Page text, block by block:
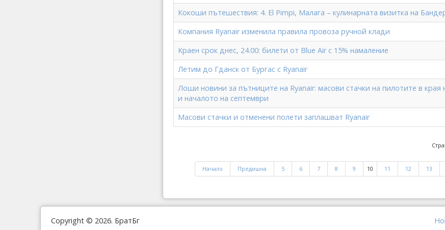
Кокоши пътешествия: 4. El Pimpi, Малага – кулинарната визитка на
Компания Ryanair изменила правила провоза ручной клади
Краен срок днес, 24.00: билети от Blue Air с 15% намаление
Летим до Гданск от Бургас с Ryanair
Лоши новини за пътниците на Ryanair: масови стачки на пилотите в края
и началото на септември
Масови стачки и отменени полети заплашват Ryanair
Начало Предишна 5 6 7 8 9 10 11 12 13
Copyright © 2026. БратБг